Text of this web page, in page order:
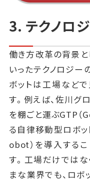
3. テクノロ
働き方改革の背景と
いったテクノロジー
ボットは工場など
す。例えば、佐川グ
を棚ごと運ぶGTP（
る自律移動型ロボ
obot）を導入する
す。工場だけではな
まな業界でも、ロ